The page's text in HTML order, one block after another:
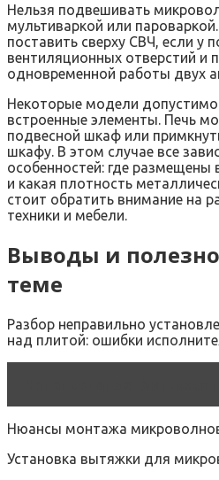
Нельзя подвешивать
мультиваркой или
поставить сверху СВЧ, если у
вентиляционных отверстий и
одновременной работы двух
Некоторые модели допустимо
встроенные элементы. Печь
подвесной шкаф или
шкафу. В этом случае все
особенностей: где
и какая плотность
стоит обратить внимание на
техники и мебели.
Выводы и
теме
Разбор неправильно
над плитой: ошибки
Нюансы монтажа
Установка вытяжки для